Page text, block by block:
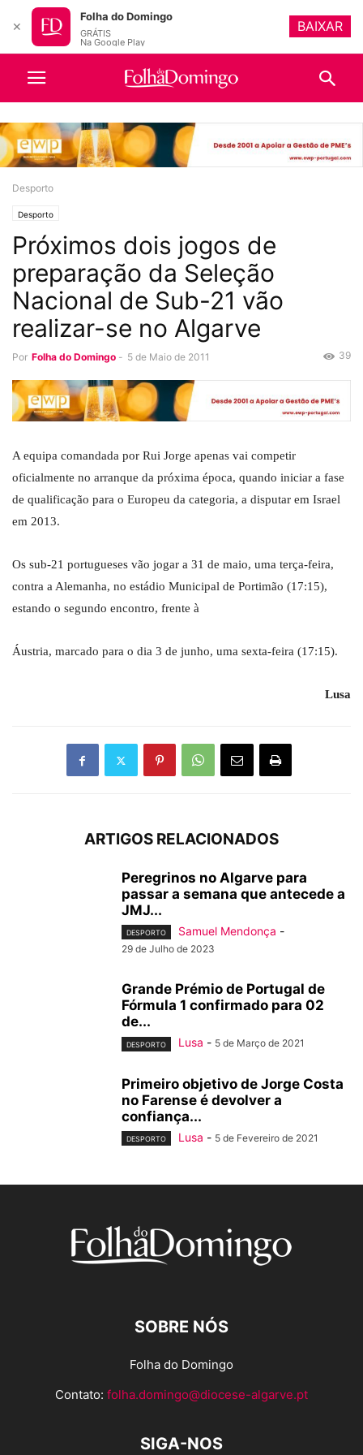
Desporto
Desporto
Próximos dois jogos de
preparação da Seleção
Nacional de Sub-21 vão
realizar-se no Algarve
Por Folha do Domingo - 5 de Maio de 2011 39
A equipa comandada por Rui Jorge apenas vai competir
oficialmente no arranque da próxima época, quando iniciar a fase
de qualificação para o Europeu da categoria, a disputar em Israel
em 2013.
Os sub-21 portugueses vão jogar a 31 de maio, uma terça-feira,
contra a Alemanha, no estádio Municipal de Portimão (17:15),
estando o segundo encontro, frente à
Áustria, marcado para o dia 3 de junho, uma sexta-feira (17:15).
Lusa
ARTIGOS RELACIONADOS
Peregrinos no Algarve para
passar a semana que antecede a
JMJ...
DESPORTO Samuel Mendonça -
29 de Julho de 2023
Grande Prémio de Portugal de
Fórmula 1 confirmado para 02
de...
DESPORTO Lusa - 5 de Março de 2021
Primeiro objetivo de Jorge Costa
no Farense é devolver a
confiança...
DESPORTO Lusa - 5 de Fevereiro de 2021
SOBRE NÓS
Folha do Domingo
Contato: folha.domingo@diocese-algarve.pt
SIGA-NOS
✕
Folha do Domingo
GRÁTIS
Na Google Play
BAIXAR